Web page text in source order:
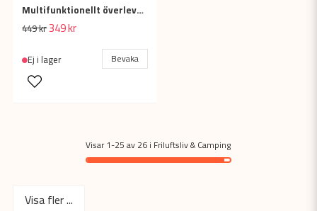
Multifunktionellt överlevnadskit / överlevnadsväska
449 kr349 kr
Ej i lager Bevaka
Visar 1-25 av 26 i Friluftsliv & Camping
Visa fler ...